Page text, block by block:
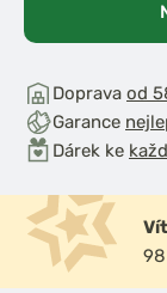
Doprava od
Garance
Dárek ke